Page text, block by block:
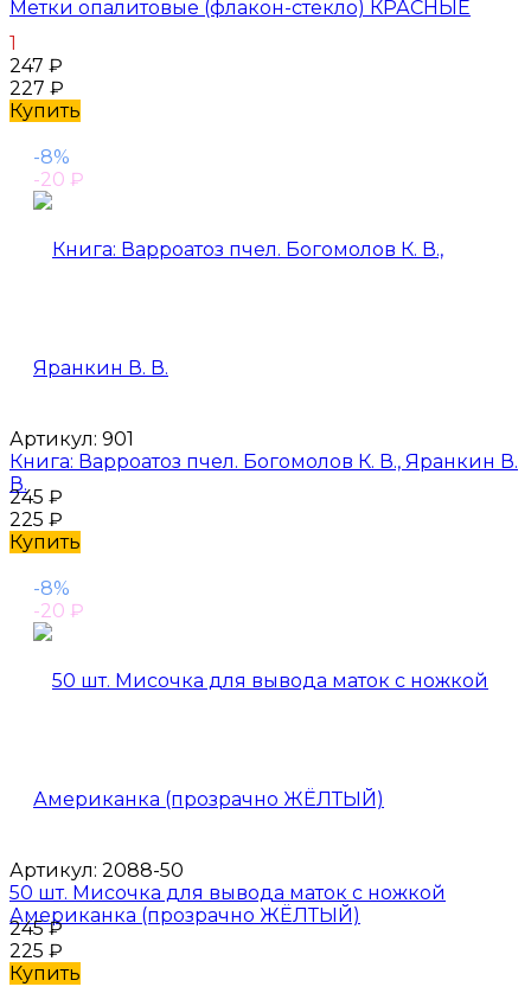
Метки опалитовые (флакон-стекло) КРАСНЫЕ
1
247 ₽
227 ₽
Купить
-8%
-20 ₽
Артикул: 901
Книга: Варроатоз пчел. Богомолов К. В., Яранкин В.
В.
245 ₽
225 ₽
Купить
-8%
-20 ₽
Артикул: 2088-50
50 шт. Мисочка для вывода маток с ножкой
Американка (прозрачно ЖЁЛТЫЙ)
245₽
225 ₽
Купить